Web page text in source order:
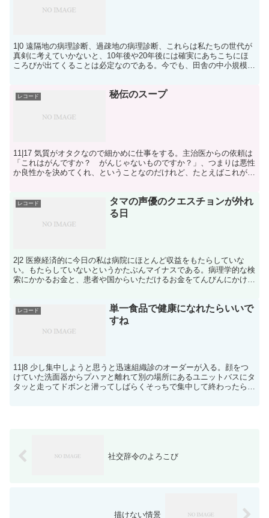
1|0 遠隔地の病理診断、過疎地の病理診断、これらは私たちの世代が
真剣に考えていかないと、10年後や20年後には確実にあちこちにほ
ころびが出てくることは必定なのである。今でも、田舎の中小規模の
レコード 秘伝のスープ
11|17 気質がオタクなので細かめに仕事をする。主治医からの依頼は
「これはがんですか？ がんじゃないものですか？」、つまりは悪性
か良性かを決めてくれ、ということなのだけれど、たとえばこれが悪
レコード
タマの声優のクエスチョンが外れ
る日
2|2 医療経済的に今日の私は病院にほとんど収益をもたらしていな
い。もたらしていないというかたぶんマイナスである。病理学的な検
索にかかるお金と、患者や国からいただけるお金をてんびんにかける
レコード
単一食品で健康になれたらいいで
すね
11|8 少し集中しようと思うと迅速組織診のオーダーが入る。顔をつ
けていた洗面器からプハァと離れて別の場所にあるユニットバスにタ
タッと走ってドボンと潜ってしばらくそっちで集中して終わったらザ
社交辞令のよろこび
描けない情景